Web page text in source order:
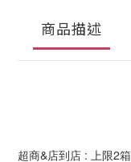
商品描述
超商&店到店 : 上限2箱